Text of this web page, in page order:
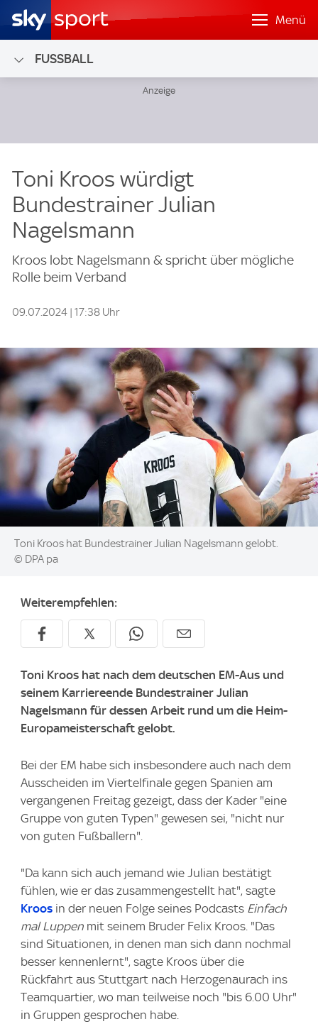
Menü
FUSSBALL
Toni Kroos würdigt
Bundestrainer Julian
Nagelsmann
Kroos lobt Nagelsmann & spricht über mögliche
Rolle beim Verband
09.07.2024 | 17:38 Uhr
Image:
Toni Kroos hat Bundestrainer Julian Nagelsmann gelobt.
© DPA pa
Weiterempfehlen:
Toni Kroos hat nach dem deutschen EM-Aus und
seinem Karriereende Bundestrainer Julian
Nagelsmann für dessen Arbeit rund um die Heim-
Europameisterschaft gelobt.
Bei der EM habe sich insbesondere auch nach dem
Ausscheiden im Viertelfinale gegen Spanien am
vergangenen Freitag gezeigt, dass der Kader "eine
Gruppe von guten Typen" gewesen sei, "nicht nur
von guten Fußballern".
"Da kann sich auch jemand wie Julian bestätigt
fühlen, wie er das zusammengestellt hat", sagte
Kroos in der neuen Folge seines Podcasts Einfach
mal Luppen mit seinem Bruder Felix Kroos. "Das
sind Situationen, in denen man sich dann nochmal
besser kennenlernt", sagte Kroos über die
Rückfahrt aus Stuttgart nach Herzogenaurach ins
Teamquartier, wo man teilweise noch "bis 6.00 Uhr"
in Gruppen gesprochen habe.